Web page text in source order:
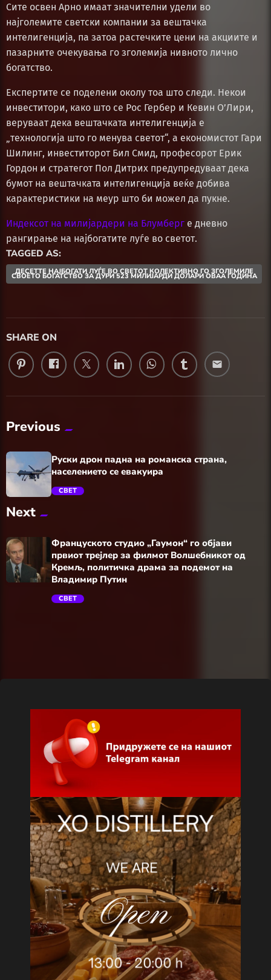
Сите освен Арно имаат значителни удели во
најголемите светски компании за вештачка
интелигенција, па затоа растечките цени на акциите и
пазарните очекувања го зголемија нивното лично
богатство.
Експертите се поделени околу тоа што следи. Некои
инвеститори, како што се Рос Гербер и Кевин О’Лири,
веруваат дека вештачката интелигенција е
„технологија што го менува светот“, а економистот Гари
Шилинг, инвеститорот Бил Смид, професорот Ерик
Гордон и стратегот Пол Дитрих предупредуваат дека
бумот на вештачката интелигенција веќе добива
карактеристики на меур што би можел да пукне.
Индексот на милијардери на Блумберг е дневно
рангирање на најбогатите луѓе во светот.
TAGGED AS:
ДЕСЕТТЕ НАЈБОГАТИ ЛУЃЕ ВО СВЕТОТ КОЛЕКТИВНО ГО ЗГОЛЕМИЛЕ
СВОЕТО БОГАТСТВО ЗА ДУРИ 523 МИЛИЈАРДИ ДОЛАРИ ОВАА ГОДИНА
SHARE ON
email
Previous
trending_flat
Руски дрон падна на романска страна,
населението се евакуира
СВЕТ
Next
Француското студио „Гаумон“ го објави
првиот трејлер за филмот Волшебникот од
Кремљ, политичка драма за подемот на
Владимир Путин
СВЕТ